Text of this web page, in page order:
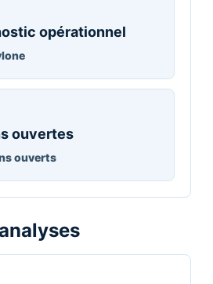
opérationnel
ouvertes
ouverts